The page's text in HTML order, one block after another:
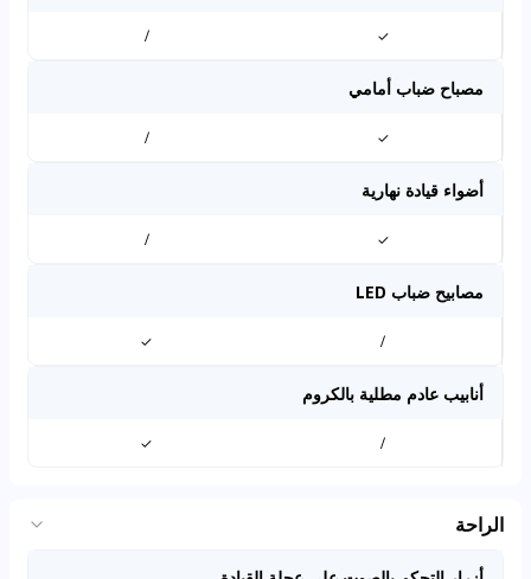
✓
/
مصباح ضباب أمامي
✓
/
أضواء قيادة نهارية
✓
/
مصابيح ضباب LED
/
✓
أنابيب عادم مطلية بالكروم
/
✓
الراحة